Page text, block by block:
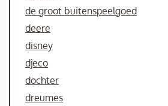
de groot buitenspeelgoed
deere
disney
djeco
dochter
dreumes